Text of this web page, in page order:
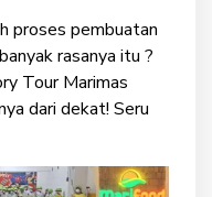
proses pembuatan
rasanya itu ?
Tour Marimas
dari dekat! Seru